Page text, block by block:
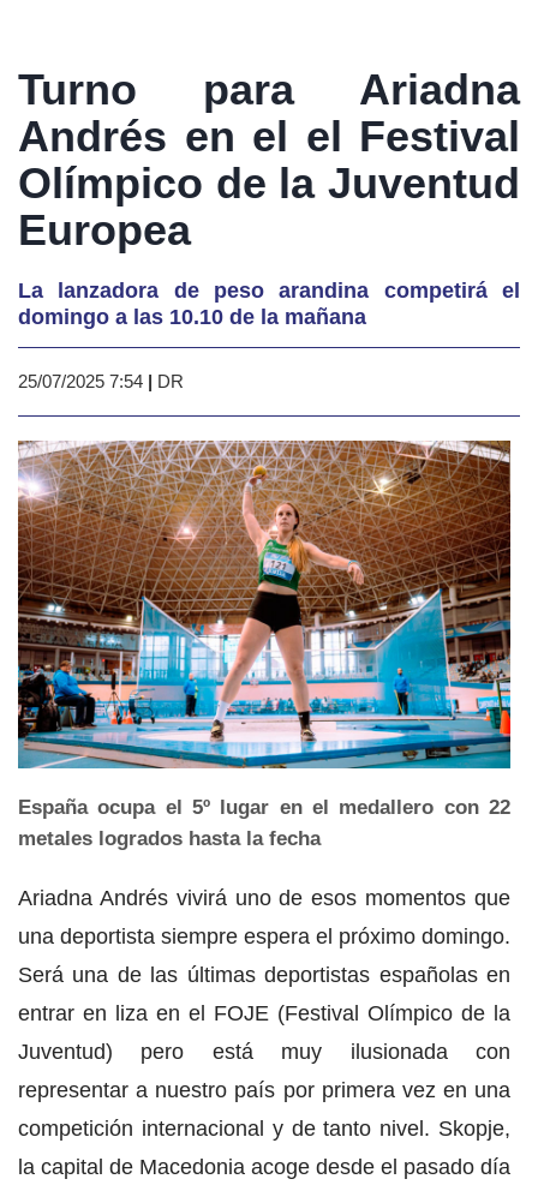
Turno para Ariadna
Andrés en el el Festival
Olímpico de la Juventud
Europea
La lanzadora de peso arandina competirá el
domingo a las 10.10 de la mañana
25/07/2025 7:54 | DR
España ocupa el 5º lugar en el medallero con 22
metales logrados hasta la fecha
Ariadna Andrés vivirá uno de esos momentos que
una deportista siempre espera el próximo domingo.
Será una de las últimas deportistas españolas en
entrar en liza en el FOJE (Festival Olímpico de la
Juventud) pero está muy ilusionada con
representar a nuestro país por primera vez en una
competición internacional y de tanto nivel. Skopje,
la capital de Macedonia acoge desde el pasado día